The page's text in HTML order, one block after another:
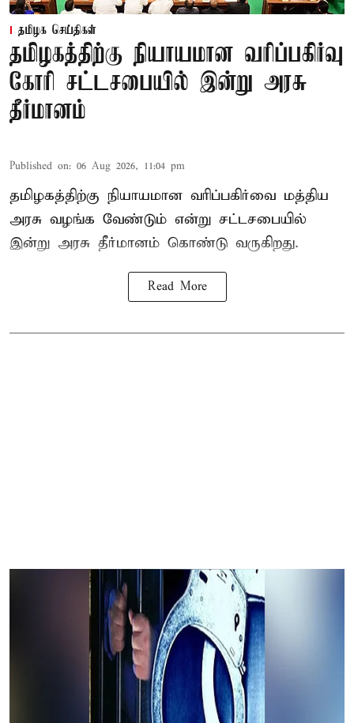
தமிழக செய்திகள்
தமிழகத்திற்கு நியாயமான வரிப்பகிர்வு
கோரி சட்டசபையில் இன்று அரசு
தீர்மானம்
Published on: 06 Aug 2026, 11:04 pm
தமிழகத்திற்கு நியாயமான வரிப்பகிர்வை மத்திய
அரசு வழங்க வேண்டும் என்று சட்டசபையில்
இன்று அரசு தீர்மானம் கொண்டு வருகிறது.
Read More